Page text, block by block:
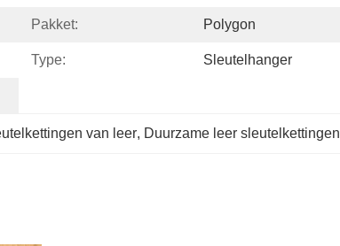
Pakket: Polygon
Type: Sleutelhanger
van leer, Duurzame leer sleutelkettingen